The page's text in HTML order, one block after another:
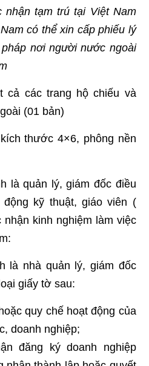
nhận tạm trú tại Việt Nam
có thể xin cấp phiếu lý
nơi người nước ngoài
cả các trang hộ chiếu và
(01 bản)
thước 4×6, phông nền
là quản lý, giám đốc điều
động kỹ thuật, giáo viên (
nhận kinh nghiệm làm việc
là nhà quản lý, giám đốc
giấy tờ sau:
quy chế hoạt động của
doanh nghiệp;
đăng ký doanh nghiệp